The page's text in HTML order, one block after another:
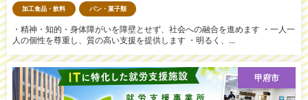
加工食品・飲料 パン・菓子類
・精神・知的・身体障がいを障壁とせず、社会への融合を進めます ・一人一
人の個性を尊重し、質の高い支援を提供します ・明るく、...
甲府市